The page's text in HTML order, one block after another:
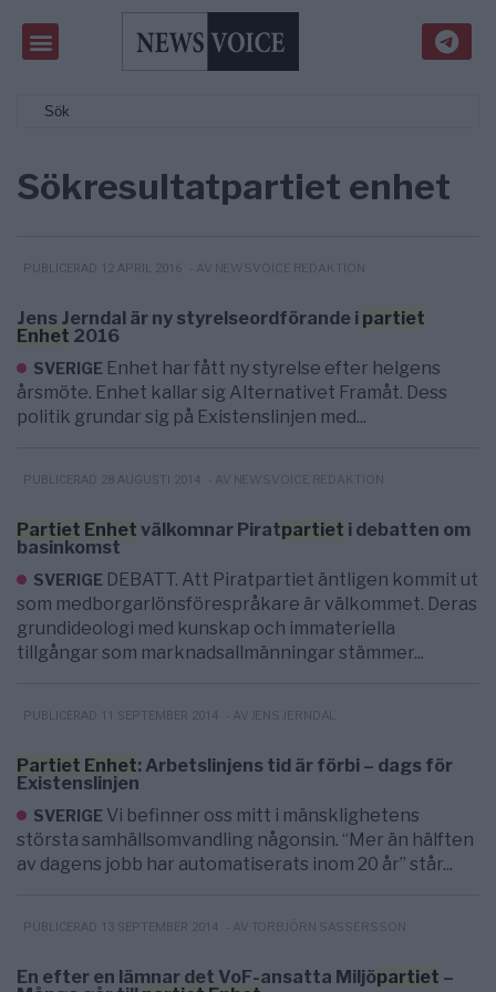
Sökresultatpartiet enhet
PUBLICERAD 12 APRIL 2016 - AV NEWSVOICE REDAKTION
Jens Jerndal är ny styrelseordförande i partiet
Enhet 2016
SVERIGE Enhet har fått ny styrelse efter helgens
årsmöte. Enhet kallar sig Alternativet Framåt. Dess
politik grundar sig på Existenslinjen med...
PUBLICERAD 28 AUGUSTI 2014 - AV NEWSVOICE REDAKTION
Partiet Enhet välkomnar Piratpartiet i debatten om
basinkomst
SVERIGE DEBATT. Att Piratpartiet äntligen kommit ut
som medborgarlönsförespråkare är välkommet. Deras
grundideologi med kunskap och immateriella
tillgångar som marknadsallmänningar stämmer...
PUBLICERAD 11 SEPTEMBER 2014 - AV JENS JERNDAL
Partiet Enhet: Arbetslinjens tid är förbi – dags för
Existenslinjen
SVERIGE Vi befinner oss mitt i mänsklighetens
största samhällsomvandling någonsin. “Mer än hälften
av dagens jobb har automatiserats inom 20 år” står...
PUBLICERAD 13 SEPTEMBER 2014 - AV TORBJÖRN SASSERSSON
En efter en lämnar det VoF-ansatta Miljöpartiet –